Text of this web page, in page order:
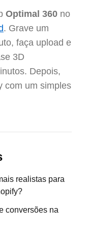
Optimal 360 no
. Grave um
faça upload e
3D
Depois,
com um simples
realistas para
conversões na